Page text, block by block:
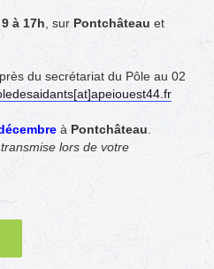
à 17h , sur Pontchâteau et
du secrétariat du Pôle au 02
à Pontchâteau
lors de votre